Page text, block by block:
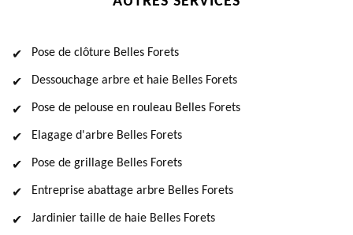
Pose de clôture Belles Forets
Dessouchage arbre et haie Belles Forets
Pose de pelouse en rouleau Belles Forets
Elagage d'arbre Belles Forets
Pose de grillage Belles Forets
Entreprise abattage arbre Belles Forets
Jardinier taille de haie Belles Forets